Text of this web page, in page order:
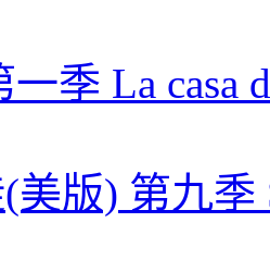
季 La casa
版) 第九季